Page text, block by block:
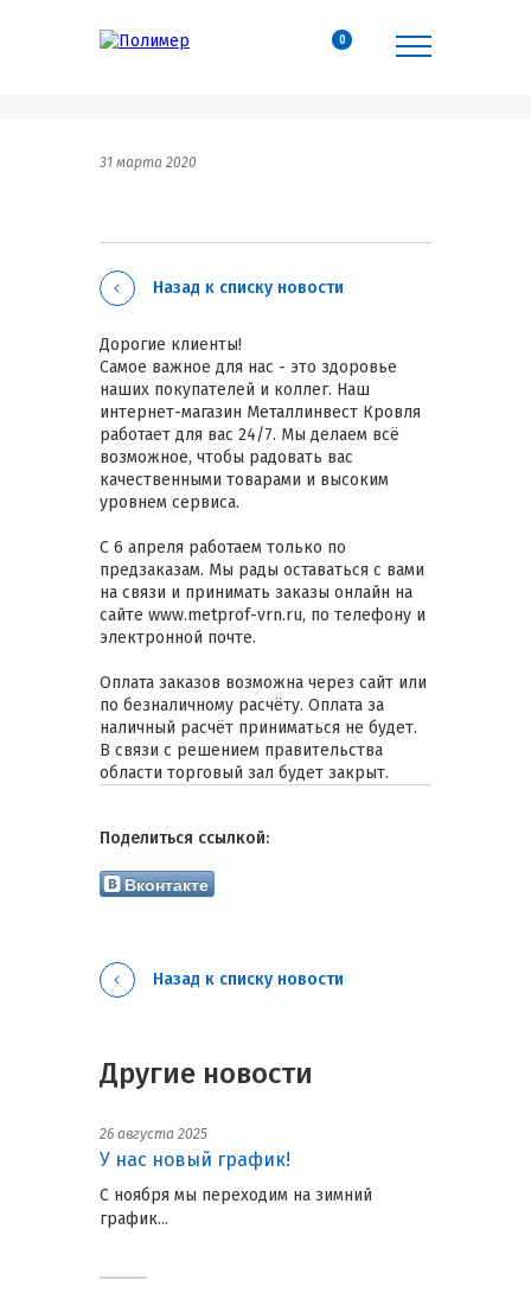
0
31 марта 2020
Назад к списку новости
Дорогие клиенты!
Самое важное для нас - это здоровье
наших покупателей и коллег. Наш
интернет-магазин Металлинвест Кровля
работает для вас 24/7. Мы делаем всё
возможное, чтобы радовать вас
качественными товарами и высоким
уровнем сервиса.
C 6 апреля работаем только по
предзаказам. Мы рады оставаться с вами
на связи и принимать заказы онлайн на
сайте www.metprof-vrn.ru, по телефону и
электронной почте.
Оплата заказов возможна через сайт или
по безналичному расчёту. Оплата за
наличный расчёт приниматься не будет.
В связи с решением правительства
области торговый зал будет закрыт.
Назад к списку новости
Вконтакте
Поделиться ссылкой:
Другие новости
26 августа 2025
У нас новый график!
С ноября мы переходим на зимний
график...